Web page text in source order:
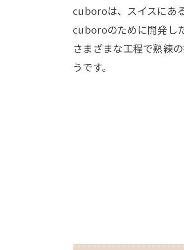
cuboroは、スイスにあ
cuboroのために開発し
さまざまな工程で熟練
うです。